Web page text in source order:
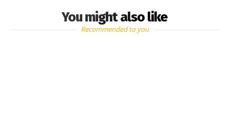
You might also like
Recommended to you